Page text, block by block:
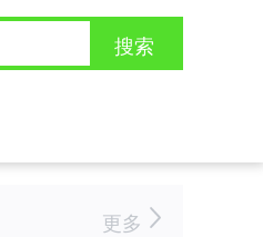
搜索
更多